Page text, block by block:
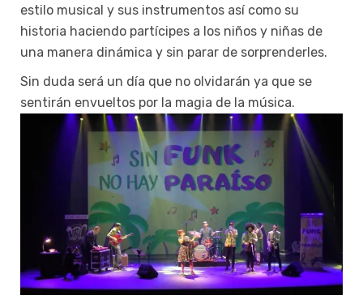
estilo musical y sus instrumentos así como su
historia haciendo partícipes a los niños y niñas de
una manera dinámica y sin parar de sorprenderles.
Sin duda será un día que no olvidarán ya que se
sentirán envueltos por la magia de la música.